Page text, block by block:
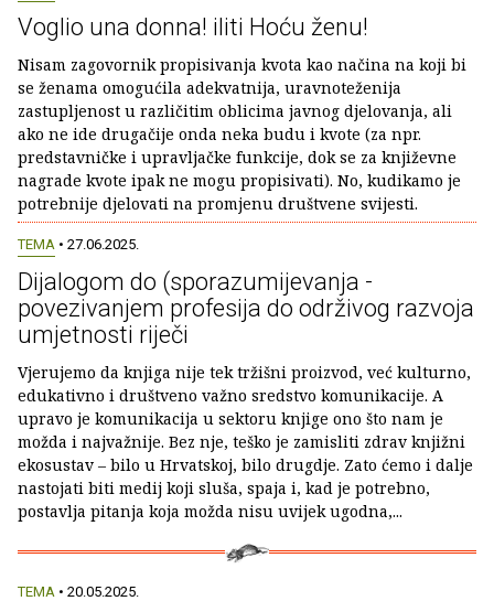
Voglio una donna! iliti Hoću ženu!
Nisam zagovornik propisivanja kvota kao načina na koji bi
se ženama omogućila adekvatnija, uravnoteženija
zastupljenost u različitim oblicima javnog djelovanja, ali
ako ne ide drugačije onda neka budu i kvote (za npr.
predstavničke i upravljačke funkcije, dok se za književne
nagrade kvote ipak ne mogu propisivati). No, kudikamo je
potrebnije djelovati na promjenu društvene svijesti.
TEMA • 27.06.2025.
Dijalogom do (sporazumijevanja -
povezivanjem profesija do održivog razvoja
umjetnosti riječi
Vjerujemo da knjiga nije tek tržišni proizvod, već kulturno,
edukativno i društveno važno sredstvo komunikacije. A
upravo je komunikacija u sektoru knjige ono što nam je
možda i najvažnije. Bez nje, teško je zamisliti zdrav knjižni
ekosustav – bilo u Hrvatskoj, bilo drugdje. Zato ćemo i dalje
nastojati biti medij koji sluša, spaja i, kad je potrebno,
postavlja pitanja koja možda nisu uvijek ugodna,...
TEMA • 20.05.2025.